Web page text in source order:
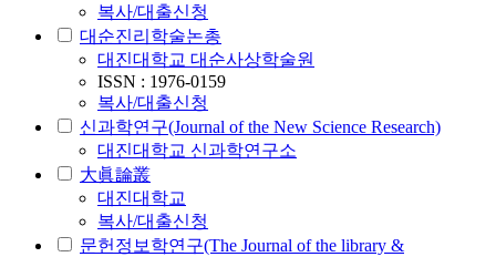
복사/대출신청
대순진리학술논총
대진대학교 대순사상학술원
ISSN : 1976-0159
복사/대출신청
신과학연구(Journal of the New Science Research)
대진대학교 신과학연구소
大眞論叢
대진대학교
복사/대출신청
문헌정보학연구(The Journal of the library &